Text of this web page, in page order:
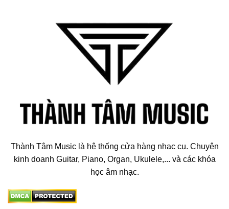
Thành Tâm Music là hệ thống cửa hàng nhạc cụ. Chuyên
kinh doanh Guitar, Piano, Organ, Ukulele,... và các khóa
học âm nhạc.